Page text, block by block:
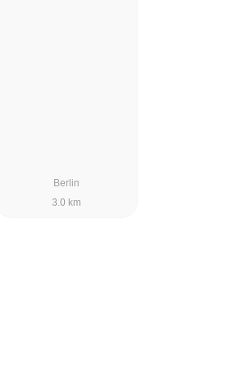
Berlin
3.0 km